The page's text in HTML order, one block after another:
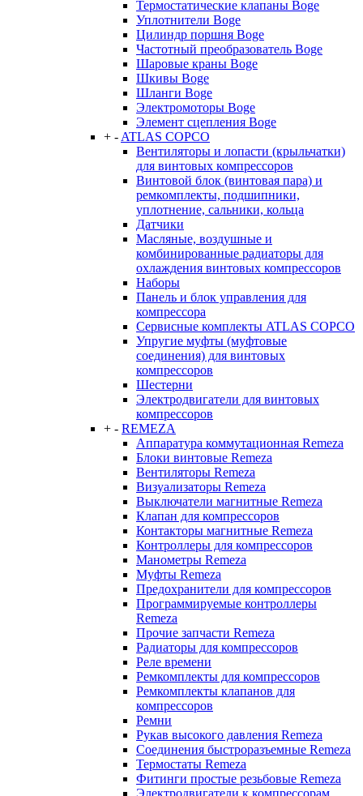
Термостатические клапаны Boge
Уплотнители Boge
Цилиндр поршня Boge
Частотный преобразователь Boge
Шаровые краны Boge
Шкивы Boge
Шланги Boge
Электромоторы Boge
Элемент сцепления Boge
+ - ATLAS COPCO
Вентиляторы и лопасти (крыльчатки)
для винтовых компрессоров
Винтовой блок (винтовая пара) и
ремкомплекты, подшипники,
уплотнение, сальники, кольца
Датчики
Масляные, воздушные и
комбинированные радиаторы для
охлаждения винтовых компрессоров
Наборы
Панель и блок управления для
компрессора
Сервисные комплекты ATLAS COPCO
Упругие муфты (муфтовые
соединения) для винтовых
компрессоров
Шестерни
Электродвигатели для винтовых
компрессоров
+ - REMEZA
Аппаратура коммутационная Remeza
Блоки винтовые Remeza
Вентиляторы Remeza
Визуализаторы Remeza
Выключатели магнитные Remeza
Клапан для компрессоров
Контакторы магнитные Remeza
Контроллеры для компрессоров
Манометры Remeza
Муфты Remeza
Предохранители для компрессоров
Программируемые контроллеры
Remeza
Прочие запчасти Remeza
Радиаторы для компрессоров
Реле времени
Ремкомплекты для компрессоров
Ремкомплекты клапанов для
компрессоров
Ремни
Рукав высокого давления Remeza
Соединения быстроразъемные Remeza
Термостаты Remeza
Фитинги простые резьбовые Remeza
Электродвигатели к компрессорам